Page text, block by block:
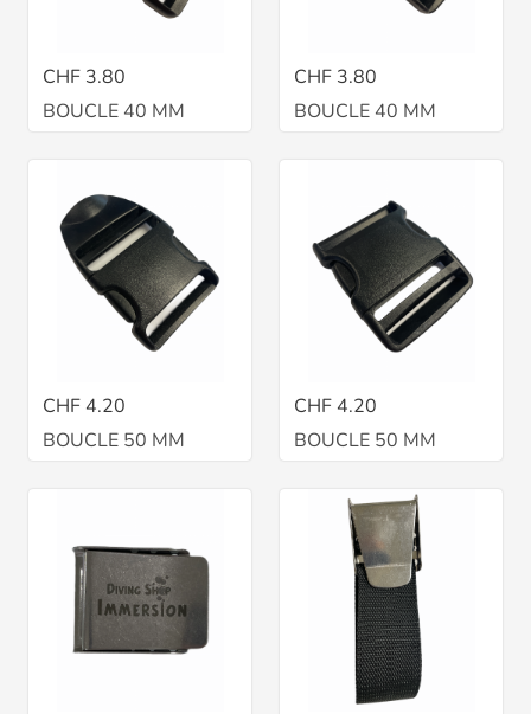
CHF 3.80
BOUCLE 40 MM
CHF 3.80
BOUCLE 40 MM
CHF 4.20
BOUCLE 50 MM
CHF 4.20
BOUCLE 50 MM